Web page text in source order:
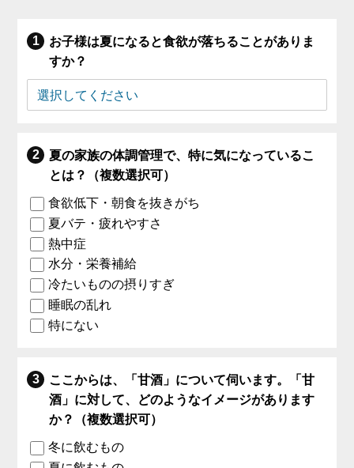
お子様は夏になると食欲が落ちることがありま
すか？
夏の家族の体調管理で、特に気になっているこ
とは？（複数選択可）
食欲低下・朝食を抜きがち
夏バテ・疲れやすさ
熱中症
水分・栄養補給
冷たいものの摂りすぎ
睡眠の乱れ
特にない
ここからは、「甘酒」について伺います。「甘
酒」に対して、どのようなイメージがあります
か？（複数選択可）
冬に飲むもの